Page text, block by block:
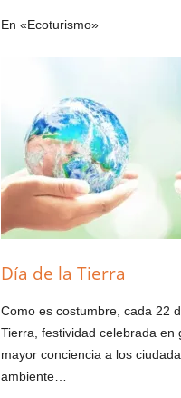
En «Ecoturismo»
Día de la Tierra
Como es costumbre, cada 22
Tierra, festividad celebrada
mayor conciencia a los
ambiente…